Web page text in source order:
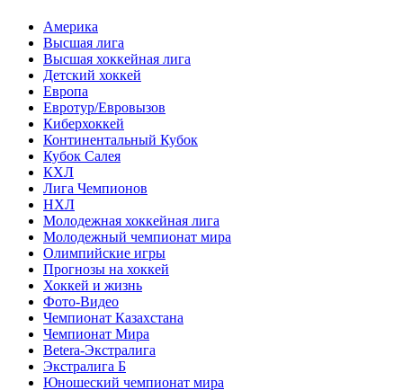
Америка
Высшая лига
Высшая хоккейная лига
Детский хоккей
Европа
Евротур/Евровызов
Киберхоккей
Континентальный Кубок
Кубок Салея
КХЛ
Лига Чемпионов
НХЛ
Молодежная хоккейная лига
Молодежный чемпионат мира
Олимпийские игры
Прогнозы на хоккей
Хоккей и жизнь
Фото-Видео
Чемпионат Казахстана
Чемпионат Мира
Betera-Экстралига
Экстралига Б
Юношеский чемпионат мира